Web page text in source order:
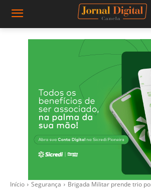
Início Segurança Brigada Militar prende trio